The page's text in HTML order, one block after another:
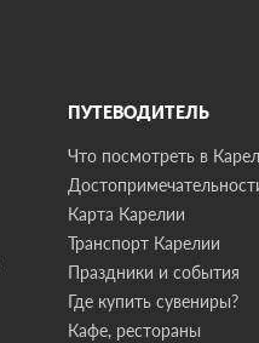
ПУТЕВОДИТЕЛЬ
Что посмотреть в
Карта Карелии
Транспорт Карелии
Праздники и события
Где купить сувениры?
Кафе, рестораны